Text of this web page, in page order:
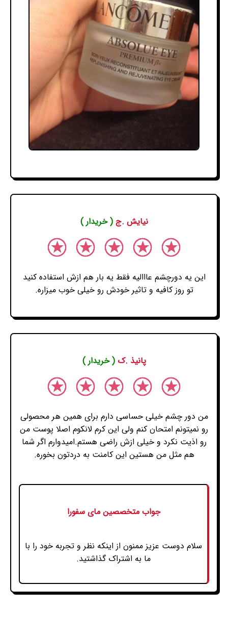
نیایش .ج( خریدار )
این یه دورچشم عااالیه فقط یه بار هم ازش استفاده کنید
تو روز کافیه و تاثیر خودش رو خیلی خوب میزاره.
پانیذ .ک( خریدار )
من دور چشم خیلی حساسی دارم برای همین هر محصولی
رو نمیتونم امتحان کنم ولی این کرم لانکوم اصلا پوست من
رو اذیت نکرد و خیلی ازش راضی هستم.امیدوارم اگر شما
هم مثل من هستین این کامنت به دردتون بخوره.
جواب متخصصین مای سفورا
سلام دوست عزیز ممنون از اینکه نظر و تجربه خود را با
ما به اشتراک گذاشتید.